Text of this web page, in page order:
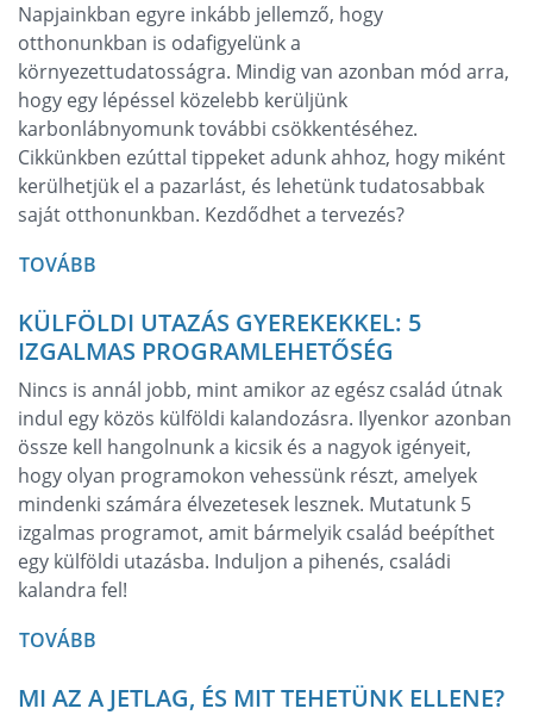
Napjainkban egyre inkább jellemző, hogy
otthonunkban is odafigyelünk a
környezettudatosságra. Mindig van azonban mód arra,
hogy egy lépéssel közelebb kerüljünk
karbonlábnyomunk további csökkentéséhez.
Cikkünkben ezúttal tippeket adunk ahhoz, hogy miként
kerülhetjük el a pazarlást, és lehetünk tudatosabbak
saját otthonunkban. Kezdődhet a tervezés?
TOVÁBB
KÜLFÖLDI UTAZÁS GYEREKEKKEL: 5
IZGALMAS PROGRAMLEHETŐSÉG
Nincs is annál jobb, mint amikor az egész család útnak
indul egy közös külföldi kalandozásra. Ilyenkor azonban
össze kell hangolnunk a kicsik és a nagyok igényeit,
hogy olyan programokon vehessünk részt, amelyek
mindenki számára élvezetesek lesznek. Mutatunk 5
izgalmas programot, amit bármelyik család beépíthet
egy külföldi utazásba. Induljon a pihenés, családi
kalandra fel!
TOVÁBB
MI AZ A JETLAG, ÉS MIT TEHETÜNK ELLENE?